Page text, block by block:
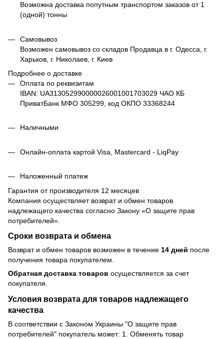
Возможна доставка попутным транспортом заказов от 1
(одной) тонны
Самовывоз
Возможен самовывоз со складов Продавца в г. Одесса, г.
Харьков, г. Николаев, г. Киев
Подробнее о доставке
Оплата по реквизитам
IBAN: UA313052990000026001001703029 ЧАО КБ
ПриватБанк МФО 305299, код ОКПО 33368244
Наличными
Онлайн-оплата картой Visa, Mastercard - LiqPay
Наложенный платеж
Гарантия от производителя 12 месяцев
Компания осуществляет возврат и обмен товаров
надлежащего качества согласно Закону «О защите прав
потребителей»
Сроки возврата и обмена
Возврат и обмен товаров возможен в течение 14 дней после
получения товара покупателем.
Обратная доставка товаров осуществляется за счет
покупателя.
Условия возврата для товаров надлежащего
качества
В соответствии с Законом Украины "О защите прав
потребителей" покупатель может: 1. Обменять товар